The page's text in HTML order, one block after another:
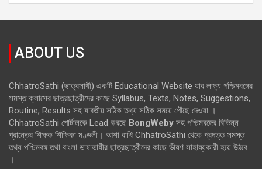
ABOUT US
ChhatroSathi (ছাত্রসাথী) একটি Educational Website যার লক্ষ্য পশ্চিমবঙ্গের
সমস্ত ক্লাসের ছাত্রছাত্রীদের কাছে Syllabus, Texts, Notes, Suggestions,
Routine, Results সহ যাবতীয় সঠিক তথ্য সঠিক সময়ে পৌঁছে দেওয়া ।
ChhatroSathi পোর্টালকে Lead করছে BongWeby সহ পশ্চিমবঙ্গের বিভিন্ন
প্রান্তের শিক্ষক শিক্ষিকা মণ্ডলী। আশা রাখি ChhatroSathi থেকে প্রদত্ত সমস্ত
তথ্য পশ্চিমবঙ্গ তথা বাংলা ভাষাভাষীর ছাত্রছাত্রীদের কাছে ভীষণ সাহায্যকারী হয়ে উঠবে
।